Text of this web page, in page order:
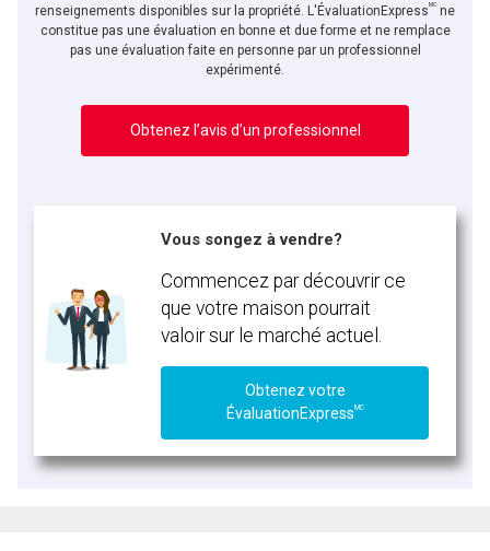
renseignements disponibles sur la propriété. L'ÉvaluationExpressMC ne
constitue pas une évaluation en bonne et due forme et ne remplace
pas une évaluation faite en personne par un professionnel
expérimenté.
Obtenez l’avis d’un professionnel
Vous songez à vendre?
Commencez par découvrir ce
que votre maison pourrait
valoir sur le marché actuel.
Obtenez votre
ÉvaluationExpressMC